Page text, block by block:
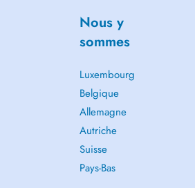
Nous y
sommes
Luxembourg
Belgique
Allemagne
Autriche
Suisse
Pays-Bas